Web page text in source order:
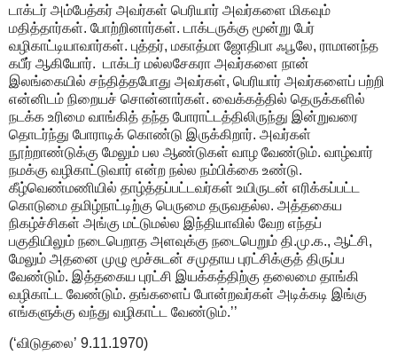
டாக்டர் அம்பேத்கர் அவர்கள் பெரியார் அவர்களை மிகவும்
மதித்தார்கள். போற்றினார்கள். டாக்டருக்கு மூன்று பேர்
வழிகாட்டியாவார்கள். புத்தர், மகாத்மா ஜோதிபா ஃபூலே, ராமானந்த
கபீர் ஆகியோர். டாக்டர் மல்லசேகரா அவர்களை நான்
இலங்கையில் சந்தித்தபோது அவர்கள், பெரியார் அவர்களைப் பற்றி
என்னிடம் நிறையச் சொன்னார்கள். வைக்கத்தில் தெருக்களில்
நடக்க உரிமை வாங்கித் தந்த போராட்டத்திலிருந்து இன்றுவரை
தொடர்ந்து போராடிக் கொண்டு இருக்கிறார். அவர்கள்
நூற்றாண்டுக்கு மேலும் பல ஆண்டுகள் வாழ வேண்டும். வாழ்வார்
நமக்கு வழிகாட்டுவார் என்ற நல்ல நம்பிக்கை உண்டு.
கீழ்வெண்மணியில் தாழ்த்தப்பட்டவர்கள் உயிருடன் எரிக்கப்பட்ட
கொடுமை தமிழ்நாட்டிற்கு பெருமை தருவதல்ல. அத்தகைய
நிகழ்ச்சிகள் அங்கு மட்டுமல்ல இந்தியாவில் வேற எந்தப்
பகுதியிலும் நடைபெறாத அளவுக்கு நடைபெறும் தி.மு.க., ஆட்சி,
மேலும் அதனை முழு மூச்சுடன் சமுதாய புரட்சிக்குத் திருப்ப
வேண்டும். இத்தகைய புரட்சி இயக்கத்திற்கு தலைமை தாங்கி
வழிகாட்ட வேண்டும். தங்களைப் போன்றவர்கள் அடிக்கடி இங்கு
எங்களுக்கு வந்து வழிகாட்ட வேண்டும்.’’
(‘விடுதலை’ 9.11.1970)